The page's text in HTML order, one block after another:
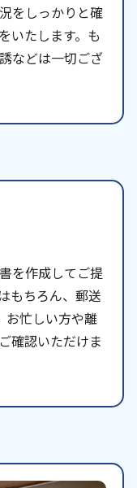
をしっかりと確
いたします。も
などは一切ござ
を作成してご提
もちろん、郵送
お忙しい方や離
確認いただけま